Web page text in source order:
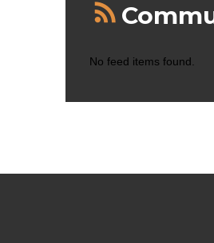
No feed items found.